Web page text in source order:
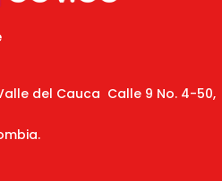
del Cauca Calle 9 No. 4-50,